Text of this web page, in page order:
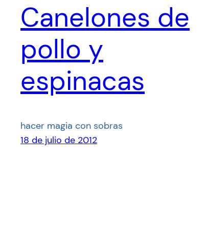
Canelones de
pollo y
espinacas
hacer magia con sobras
18 de julio de 2012